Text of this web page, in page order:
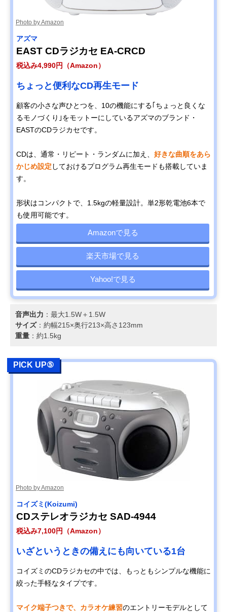
Photo by Amazon
アズマ
EAST CDラジカセ EA-CRCD
税込み4,990円（Amazon）
ちょっと便利なCD再生モード
顧客の小さな声ひとつを、10の機能にする｢ちょっと良くな
るモノづくり｣をモットーにしているアズマのブランド・
EASTのCDラジカセです。
CDは、通常・リピート・ランダムに加え、 好きな曲順をあら
かじめ設定 しておけるプログラム再生モードも搭載していま
す。
形状はコンパクトで、1.5kgの軽量設計。単2形乾電池6本で
も使用可能です。
Amazonで見る
楽天市場で見る
Yahoo!で見る
音声出力 ：最大1.5W＋1.5W
サイズ：約幅215×奥行213×高さ123mm
重量 ：約1.5kg
PICK UP⑤
Photo by Amazon
コイズミ(Koizumi)
CDステレオラジカセ SAD-4944
税込み7,100円（Amazon）
いざというときの備えにも向いている1台
コイズミのCDラジカセの中では、もっともシンプルな機能に
絞った手軽なタイプです。
マイク端子つきで、カラオケ練習のエントリーモデルとして